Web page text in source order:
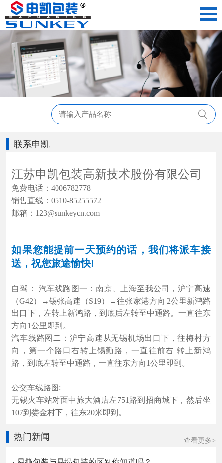
联系申凯
江苏申凯包装高新技术股份有限公司
免费电话：4006782778
销售直线：0510-85255572
邮箱：123@sunkeycn.com
如果您能提前一天预约的话，我们将派车接
送，祝您旅途愉快!
自驾： 汽车线路图一：南京、上海至我公司，沪宁高速
（G42）→锡张高速（S19）→往张家港方向 2公里新鸿路
出口下，左转上新鸿路，到底后左转至中通路。一直往东
方向1公里即到。
汽车线路图二：沪宁高速从无锡机场出口下，往梅村方
向，第一个路口右转上锡勤路，一直往前右 转上新鸿
路，到底左转至中通路，一直往东方向1公里即到。
公交车线路图:
无锡火车站对面中旅大酒店左751路到招商城下，然后坐
107到娄金村下，往东20米即到。
热门新闻 查看更多>